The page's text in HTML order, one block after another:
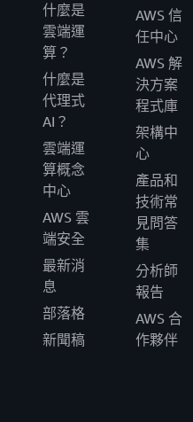
什麼是
雲端運
算？
什麼是
代理式
AI？
雲端運
算概念
中心
AWS 雲
端安全
最新消
息
部落格
新聞稿
AWS 信
任中心
AWS 解
決方案
程式庫
架構中
心
產品和
技術常
見問答
集
分析師
報告
AWS 合
作夥伴